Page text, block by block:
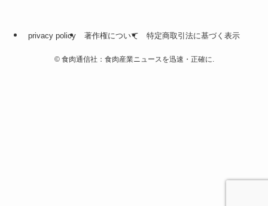
privacy policy 著作権について 特定商取引法に基づく表示
©食肉通信社：食肉産業ニュースを迅速・正確に.